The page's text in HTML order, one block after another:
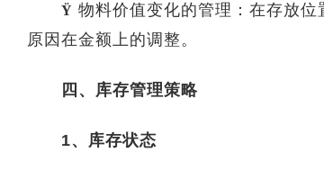
Ÿ 物料价值变化的管理：在存放
原因在金额上的调整。
四、库存管理策略
1、库存状态